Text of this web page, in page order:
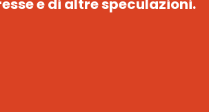
e di altre speculazioni.